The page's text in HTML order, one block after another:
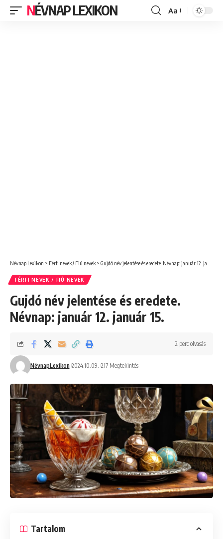
NÉVNAP LEXIKON
Font
Aa
Névnap Lexikon > Férfi nevek / Fiú nevek > Gujdó név jelentése és eredete. Névnap: január 12. január 15.
FÉRFI NEVEK / FIÚ NEVEK
Gujdó név jelentése és eredete.
Névnap: január 12. január 15.
NévnapLexikon 2024.10.09. 217 Megtekintés
2 perc olvasás
Tartalom